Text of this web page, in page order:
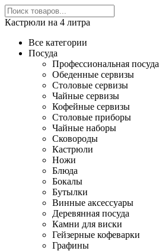
Кастрюли на 4 литра
Все категории
Посуда
Профессиональная посуда
Обеденные сервизы
Столовые сервизы
Чайные сервизы
Кофейные сервизы
Столовые приборы
Чайные наборы
Сковороды
Кастрюли
Ножи
Блюда
Бокалы
Бутылки
Винные аксессуары
Деревянная посуда
Камни для виски
Гейзерные кофеварки
Графины